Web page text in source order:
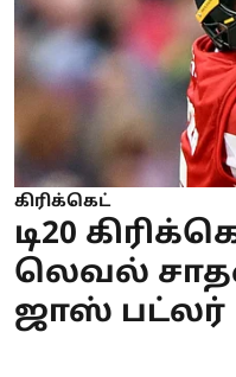
கிரிக்கெட்
டி20
லெவல்
ஜாஸ் பட்லர்